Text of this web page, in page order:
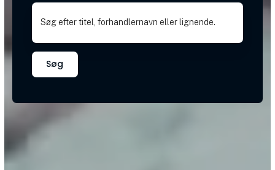
Søg efter titel, forhandlernavn eller lignende.
Søg